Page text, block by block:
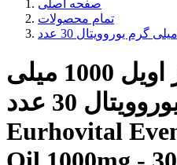
صفحه اصلی
تمام محصولات
ایوینینگ پرایم رز اویل 1000 میلی
30 عدد
Eurhovital